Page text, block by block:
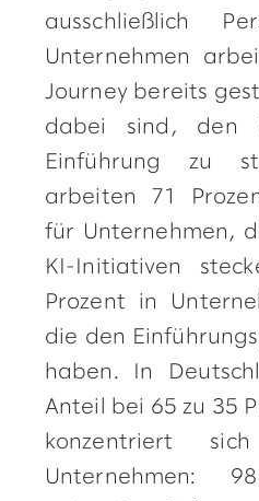
ausschließlich
Unternehmen
Journey bereits
dabei sind, den
Einführung zu
arbeiten 71
für Unternehmen,
KI-Initiativen
Prozent in
die den
haben. In
Anteil bei 65 zu 35
konzentriert
Unternehmen: